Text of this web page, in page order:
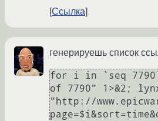
Ссылка
генерируешь список
for i in `seq
of 7790" 1>&2;
"http://